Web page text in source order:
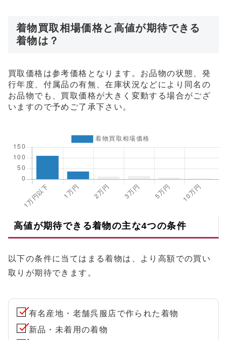
着物買取相場価格と高値が期待できる
着物は？
買取価格は参考価格となります。お品物の状態、発
行年度、付属品の有無、在庫状況などにより同名の
お品物でも、買取価格が大きく変動する場合がござ
いますので予めご了承下さい。
高値が期待できる着物の主な4つの条件
以下の条件に当てはまる着物は、より高額での買い
取りが期待できます。
有名産地・老舗呉服店で作られた着物
新品・未着用の着物